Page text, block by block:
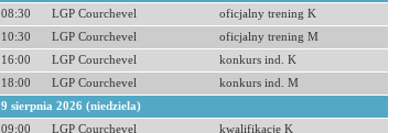
08:30
LGP Courchevel
oficjalny trening K
10:30
LGP Courchevel
oficjalny trening M
16:00
LGP Courchevel
konkurs ind. K
18:00
LGP Courchevel
konkurs ind. M
9 sierpnia 2026 (niedziela)
09:00
LGP Courchevel
kwalifikacje K